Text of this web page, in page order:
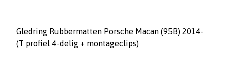
Gledring Rubbermatten Porsche Macan (95B) 2014-
(T profiel 4-delig + montageclips)